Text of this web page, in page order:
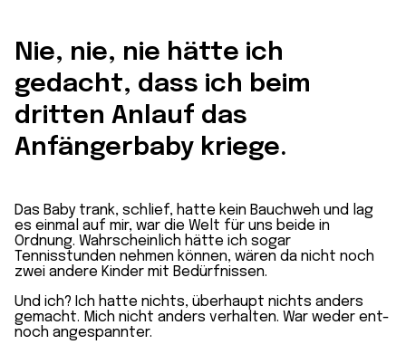
Nie, nie, nie hätte ich
gedacht, dass ich beim
dritten Anlauf das
Anfängerbaby kriege.
Das Baby trank, schlief, hatte kein Bauchweh und lag
es einmal auf mir, war die Welt für uns beide in
Ordnung. Wahrscheinlich hätte ich sogar
Tennisstunden nehmen können, wären da nicht noch
zwei andere Kinder mit Bedürfnissen.
Und ich? Ich hatte nichts, überhaupt nichts anders
gemacht. Mich nicht anders verhalten. War weder ent-
noch angespannter.